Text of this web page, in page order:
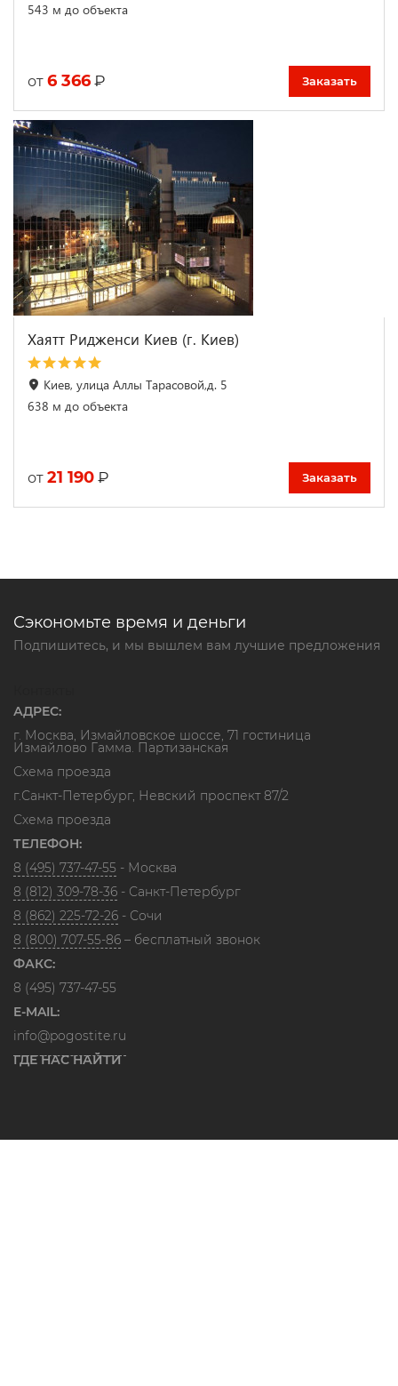
543 м до объекта
от 6 366 ₽ Заказать
Хаятт Ридженси Киев (г. Киев)
Киев, улица Аллы Тарасовой,д. 5
638 м до объекта
от 21 190 ₽ Заказать
Сэкономьте время и деньги
Подпишитесь, и мы вышлем вам лучшие предложения
АДРЕС:
г. Москва, Измайловское шоссе, 71 гостиница
Измайлово Гамма. Партизанская
Схема проезда
г.Санкт-Петербург, Невский проспект 87/2
Схема проезда
ТЕЛЕФОН:
8 (495) 737-47-55 - Москва
8 (812) 309-78-36 - Санкт-Петербург
8 (862) 225-72-26 - Сочи
8 (800) 707-55-86 – бесплатный звонок
ФАКС:
8 (495) 737-47-55
E-MAIL:
info@pogostite.ru
ГДЕ НАС НАЙТИ